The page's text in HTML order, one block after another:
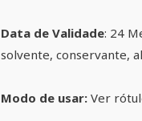
Data de Validade: 24
solvente, conservante,
Modo de usar: Ver